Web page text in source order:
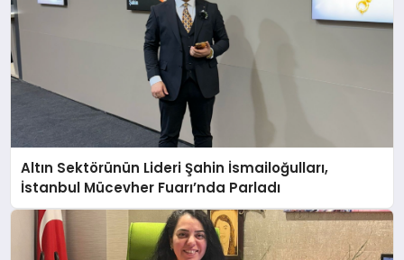
Altın Sektörünün Lideri Şahin İsmailoğulları,
İstanbul Mücevher Fuarı’nda Parladı ￼